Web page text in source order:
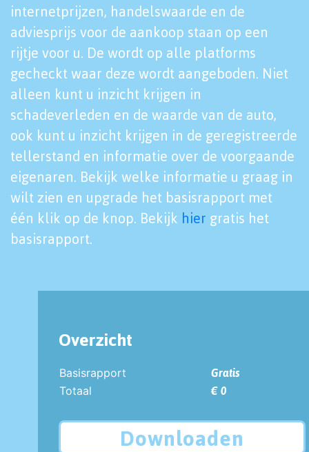
internetprijzen, handelswaarde en de
adviesprijs voor de aankoop staan op een
rijtje voor u. De wordt op alle platforms
gecheckt waar deze wordt aangeboden. Niet
alleen kunt u inzicht krijgen in
schadeverleden en de waarde van de auto,
ook kunt u inzicht krijgen in de geregistreerde
tellerstand en informatie over de voorgaande
eigenaren. Bekijk welke informatie u graag in
wilt zien en upgrade het basisrapport met
één klik op de knop. Bekijk hier gratis het
basisrapport.
Overzicht
Basisrapport
Gratis
Totaal
€ 0
Downloaden